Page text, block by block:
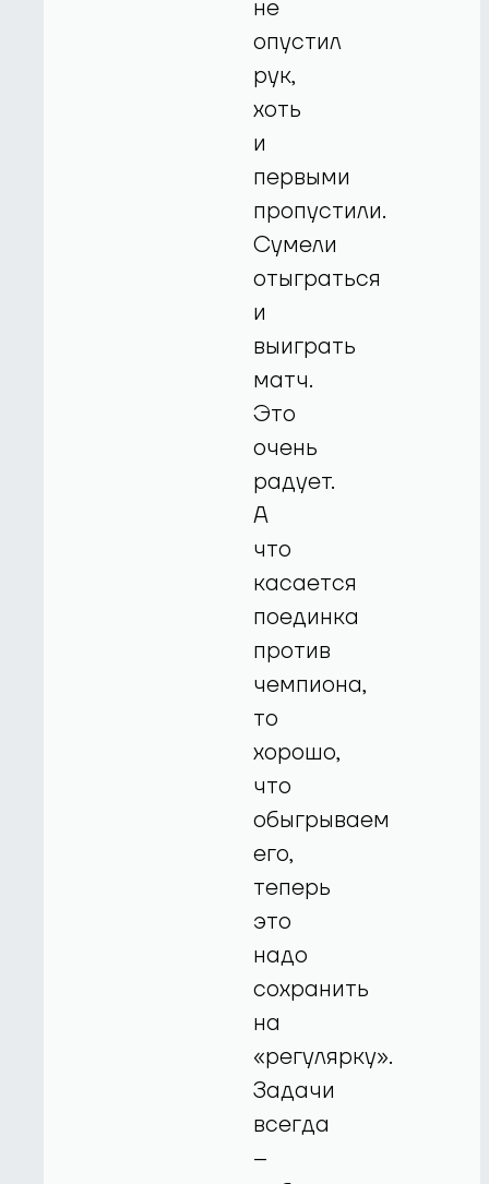
не
опустил
рук,
хоть
и
первыми
пропустили.
Сумели
отыграться
и
выиграть
матч.
Это
очень
радует.
А
что
касается
поединка
против
чемпиона,
то
хорошо,
что
обыгрываем
его,
теперь
это
надо
сохранить
на
«регулярку».
Задачи
всегда
–